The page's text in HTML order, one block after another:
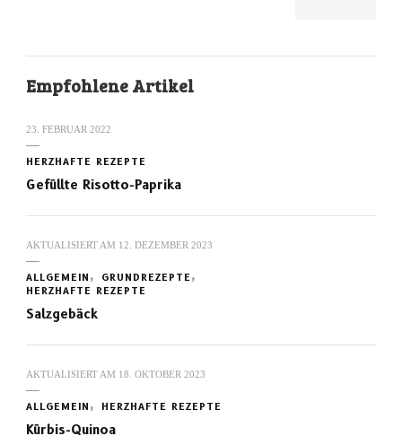
Empfohlene Artikel
23. FEBRUAR 2022
HERZHAFTE REZEPTE
Gefüllte Risotto-Paprika
AKTUALISIERT AM 12. DEZEMBER 2023
ALLGEMEIN
GRUNDREZEPTE
HERZHAFTE REZEPTE
Salzgebäck
AKTUALISIERT AM 18. OKTOBER 2023
ALLGEMEIN HERZHAFTE REZEPTE
Kürbis-Quinoa